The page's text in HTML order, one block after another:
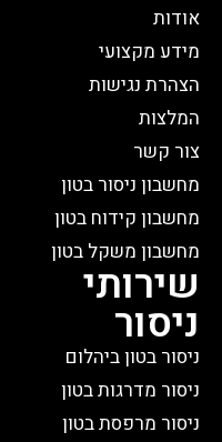
אודות
מידע מקצועי
הצהרת נגישות
המלצות
צור קשר
מחשבון ניסור בטון
מחשבון קידוח בטון
מחשבון משקל בטון
שירותי
ניסור
ניסור בטון ביהלום
ניסור מדרגות בטון
ניסור מרפסת בטון